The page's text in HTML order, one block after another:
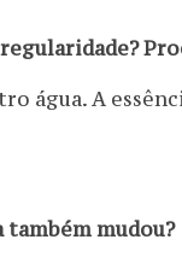
água. A
também mudou?